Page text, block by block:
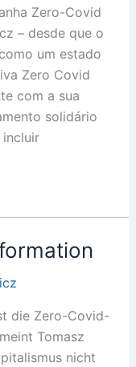
Zero-Covid
– desde que o
um estado
Zero Covid
com a sua
solidário
die Zero-Covid-
Tomasz
nicht